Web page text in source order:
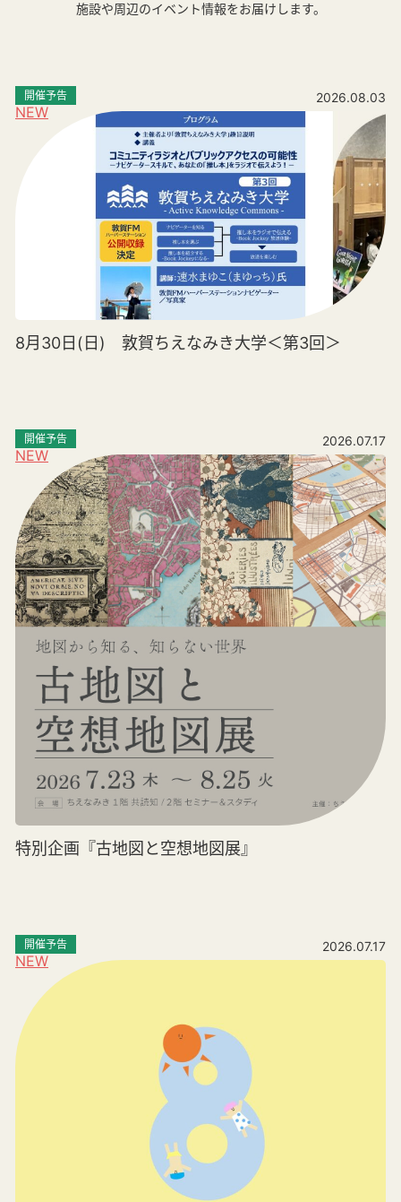
施設や周辺のイベント情報をお届けします。
NEW
開催予告 2026.08.03
8月30日(日) 敦賀ちえなみき大学＜第3回＞
NEW
開催予告 2026.07.17
特別企画『古地図と空想地図展』
NEW
開催予告 2026.07.17